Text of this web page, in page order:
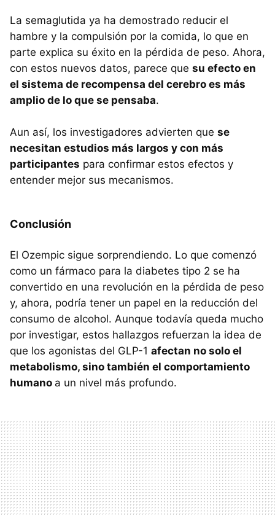
La semaglutida ya ha demostrado reducir el
hambre y la compulsión por la comida, lo que en
parte explica su éxito en la pérdida de peso. Ahora,
con estos nuevos datos, parece que su efecto en
el sistema de recompensa del cerebro es más
amplio de lo que se pensaba.
Aun así, los investigadores advierten que se
necesitan estudios más largos y con más
participantes para confirmar estos efectos y
entender mejor sus mecanismos.
Conclusión
El Ozempic sigue sorprendiendo. Lo que comenzó
como un fármaco para la diabetes tipo 2 se ha
convertido en una revolución en la pérdida de peso
y, ahora, podría tener un papel en la reducción del
consumo de alcohol. Aunque todavía queda mucho
por investigar, estos hallazgos refuerzan la idea de
que los agonistas del GLP-1 afectan no solo el
metabolismo, sino también el comportamiento
humano a un nivel más profundo.